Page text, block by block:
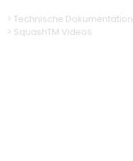
> Technische Dokumentation
> SquashTM Videos